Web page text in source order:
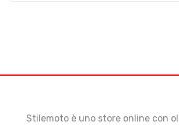
Stilemoto è uno store online con